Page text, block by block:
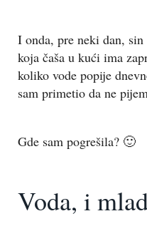
I onda, pre neki dan,
koja čaša u kući ima
koliko vode popije
sam primetio da ne
Gde sam pogrešila? 🙂
Voda, i